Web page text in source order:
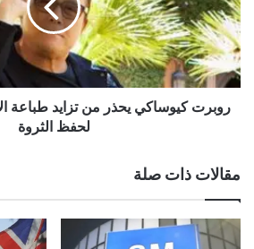
ب
و
ق
ة
ل
ر
ت
ج
ت
ك
ي
و
س
ح
ذ
ر
روبرت كيوساكي يحذر من تزايد طباعة
لحفظ الثروة
مقالات ذات صلة